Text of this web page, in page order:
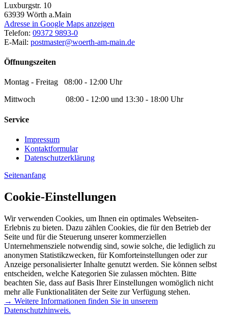
Luxburgstr. 10
63939 Wörth a.Main
Adresse in Google Maps anzeigen
Telefon: 09372 9893-0
E-Mail: postmaster@woerth-am-main.de
Öffnungszeiten
Montag - Freitag 08:00 - 12:00 Uhr
Mittwoch 08:00 - 12:00 und 13:30 - 18:00 Uhr
Service
Impressum
Kontaktformular
Datenschutzerklärung
Seitenanfang
Cookie-Einstellungen
Wir verwenden Cookies, um Ihnen ein optimales Webseiten-
Erlebnis zu bieten. Dazu zählen Cookies, die für den Betrieb der
Seite und für die Steuerung unserer kommerziellen
Unternehmensziele notwendig sind, sowie solche, die lediglich zu
anonymen Statistikzwecken, für Komforteinstellungen oder zur
Anzeige personalisierter Inhalte genutzt werden. Sie können selbst
entscheiden, welche Kategorien Sie zulassen möchten. Bitte
beachten Sie, dass auf Basis Ihrer Einstellungen womöglich nicht
mehr alle Funktionalitäten der Seite zur Verfügung stehen.
→ Weitere Informationen finden Sie in unserem
Datenschutzhinweis.